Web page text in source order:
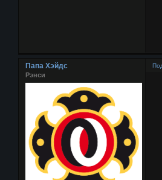
Папа Хэйдс
Рэнси